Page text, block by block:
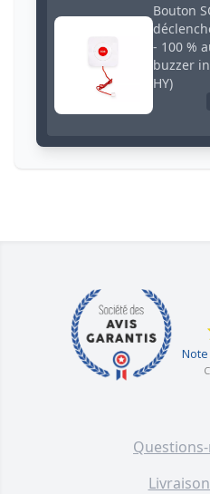
Bouton
- 100 %
buzzer
HY)
Kit
distance
lecteur
Badge